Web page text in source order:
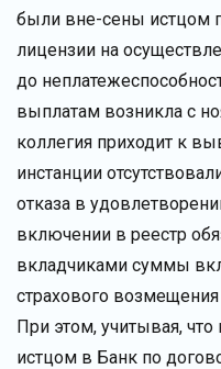
были вне-сены истцом
лицензии на
до
выплатам возникла с
коллегия приходит к
инстанции
отказа в
включении в реестр
вкладчиками суммы
страхового
При этом, учитывая,
истцом в Банк по